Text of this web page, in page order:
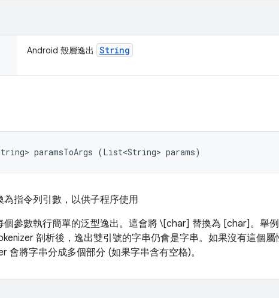
Android 殼層逸出 String
paramsToArgs (List<String> params)
指令列引數，以供子程序使用
個參數執行簡單的泛型逸出。這會將 \[char] 替換為 [char]。舉
剖析後，逸出雙引號的字串仍會是字串。如果沒有這個屬
會將字串分成多個部分 (如果字串含有空格)。